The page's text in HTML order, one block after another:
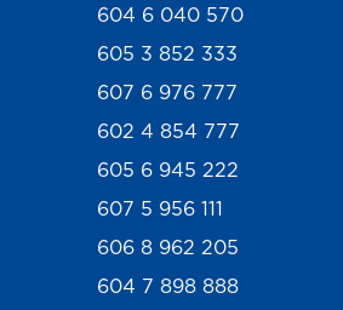
604 6 040 570
605 3 852 333
607 6 976 777
602 4 854 777
605 6 945 222
607 5 956 111
606 8 962 205
604 7 898 888